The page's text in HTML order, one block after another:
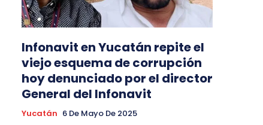
Infonavit en Yucatán repite el
viejo esquema de corrupción
hoy denunciado por el director
General del Infonavit
Yucatán 6 De Mayo De 2025